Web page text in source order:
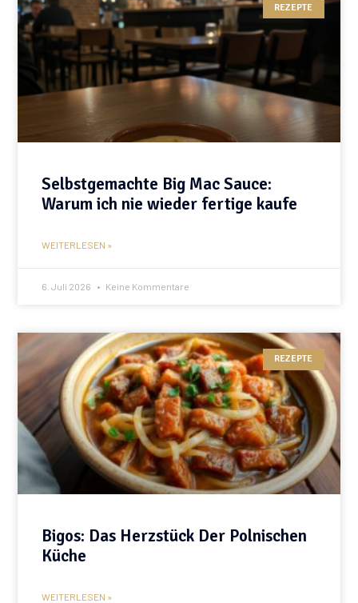
REZEPTE
Selbstgemachte Big Mac Sauce:
Warum ich nie wieder fertige kaufe
WEITERLESEN »
6. Juli 2026 Keine Kommentare
REZEPTE
Bigos: Das Herzstück Der Polnischen
Küche
WEITERLESEN »